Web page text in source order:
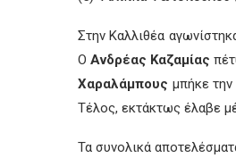
Στην Καλλιθέα
Ο Ανδρέας Καζαμίας
Χαραλάμπους μπήκε
Τέλος, εκτάκτως έλαβε
Τα συνολικά